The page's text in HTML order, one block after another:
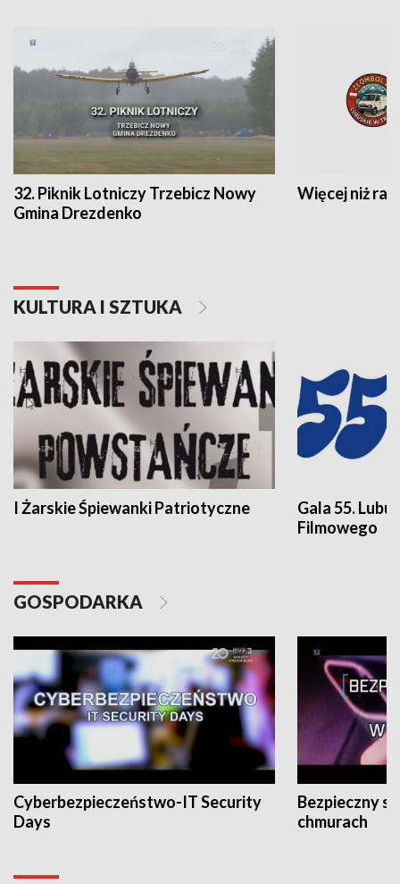
32. Piknik Lotniczy Trzebicz Nowy
Gmina Drezdenko
Więcej niż rajd
KULTURA I SZTUKA
I Żarskie Śpiewanki Patriotyczne
Gala 55.
Filmowego
GOSPODARKA
Cyberbezpieczeństwo-IT Security
Days
Bezpieczny
chmurach